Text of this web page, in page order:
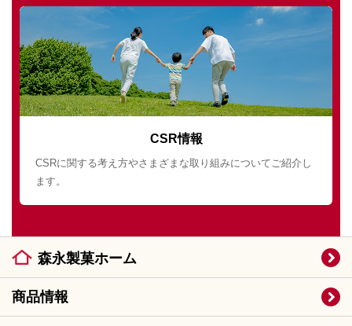
CSR情報
CSRに関する考え方やさまざまな取り組みについてご紹介し
ます。
森永製菓ホーム
商品情報